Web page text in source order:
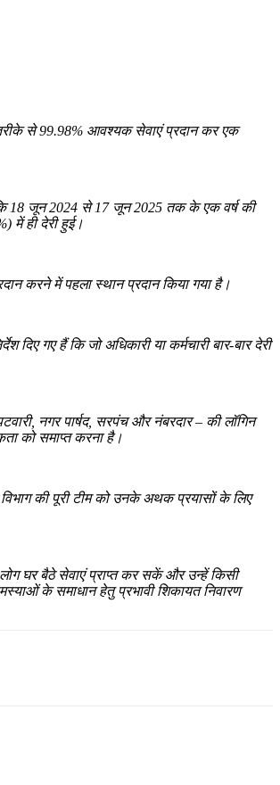
से 99.98% आवश्यक सेवाएं प्रदान कर एक
कि 18 जून 2024 से 17 जून 2025 तक के एक वर्ष की
में ही देरी हुई।
करने में पहला स्थान प्रदान किया गया है।
दिए गए हैं कि जो अधिकारी या कर्मचारी बार-बार देरी
नगर पार्षद, सरपंच और नंबरदार – की लॉगिन
को समाप्त करना है।
की पूरी टीम को उनके अथक प्रयासों के लिए
घर बैठे सेवाएं प्राप्त कर सकें और उन्हें किसी
के समाधान हेतु प्रभावी शिकायत निवारण